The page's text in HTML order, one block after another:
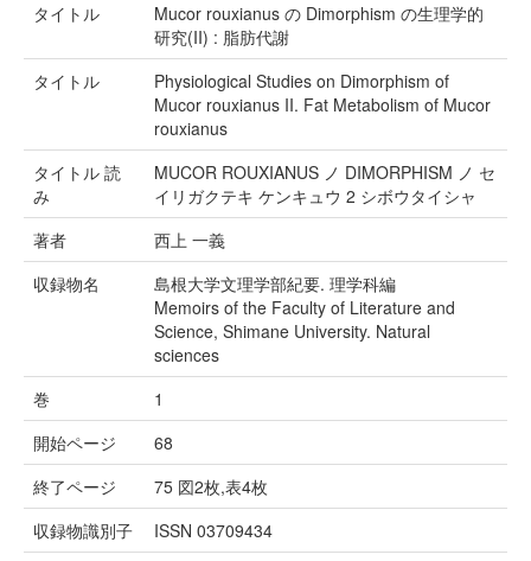
タイトル
Mucor rouxianus の Dimorphism の生理学的
研究(II) : 脂肪代謝
タイトル
Physiological Studies on Dimorphism of
Mucor rouxianus II. Fat Metabolism of Mucor
rouxianus
タイトル 読
み
MUCOR ROUXIANUS ノ DIMORPHISM ノ セ
イリガクテキ ケンキュウ 2 シボウタイシャ
著者
西上 一義
収録物名
島根大学文理学部紀要. 理学科編
Memoirs of the Faculty of Literature and
Science, Shimane University. Natural
sciences
巻
1
開始ページ
68
終了ページ
75 図2枚,表4枚
収録物識別子
ISSN 03709434